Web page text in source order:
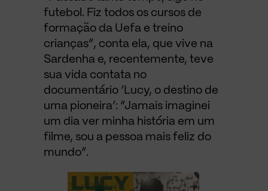
futebol. Fiz todos os cursos de
formação da Uefa e treino
crianças”, conta ela, que vive na
Sardenha e, recentemente, teve
sua vida contata no
documentário ‘Lucy, o destino de
uma pioneira’: “Jamais imaginei
um dia ver minha história em um
filme, sou a pessoa mais feliz do
mundo”.